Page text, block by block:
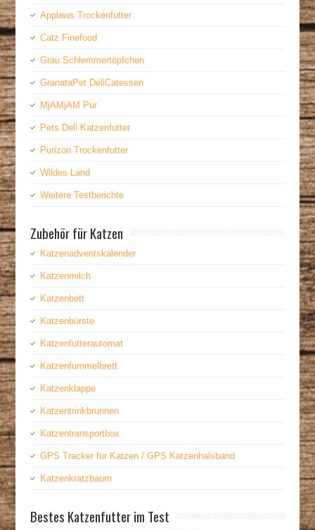
Applaws Trockenfutter
Catz Finefood
Grau Schlemmertöpfchen
GranataPet DeliCatessen
MjAMjAM Pur
Pets Deli Katzenfutter
Purizon Trockenfutter
Wildes Land
Weitere Testberichte
Zubehör für Katzen
Katzenadventskalender
Katzenmilch
Katzenbett
Katzenbürste
Katzenfutterautomat
Katzenfummelbrett
Katzenklappe
Katzentrinkbrunnen
Katzentransportbox
GPS Tracker für Katzen / GPS Katzenhalsband
Katzenkratzbaum
Bestes Katzenfutter im Test